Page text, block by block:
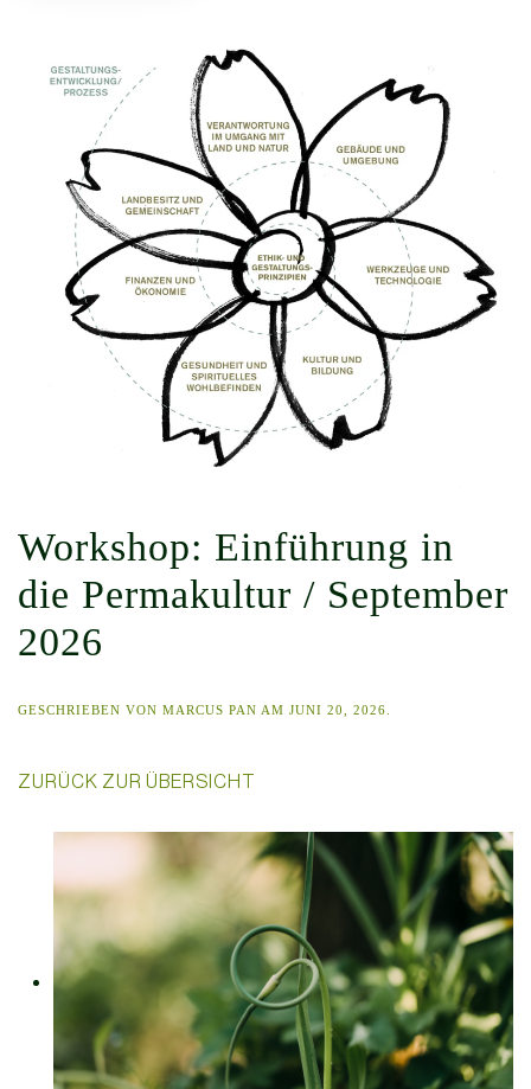
Workshop: Einführung in
die Permakultur / September
2026
GESCHRIEBEN VON MARCUS PAN AM JUNI 20, 2026
ZURÜCK ZUR ÜBERSICHT